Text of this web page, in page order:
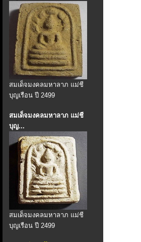
สมเด็จมงคลมหาลาภ แม่ชี
บุญเรือน ปี 2499
สมเด็จมงคลมหาลาภ แม่ชี
บุญ...
สมเด็จมงคลมหาลาภ แม่ชี
บุญเรือน ปี 2499